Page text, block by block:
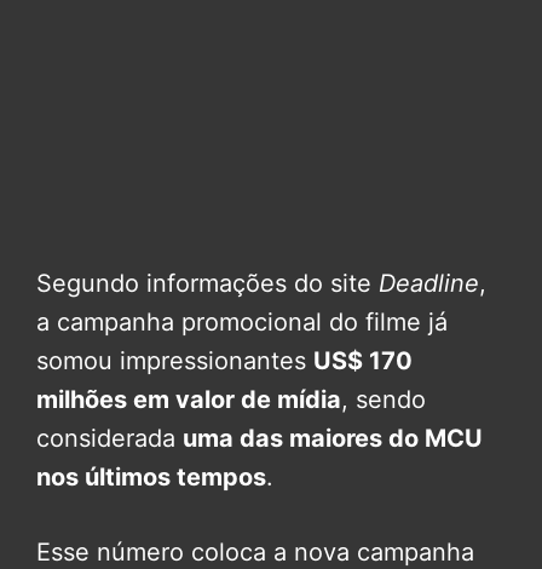
Segundo informações do site Deadline,
a campanha promocional do filme já
somou impressionantes US$ 170
milhões em valor de mídia, sendo
considerada uma das maiores do MCU
nos últimos tempos.
Esse número coloca a nova campanha